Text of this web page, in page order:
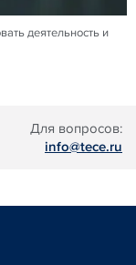
Для вопросов:
info@tece.ru
деятельность и